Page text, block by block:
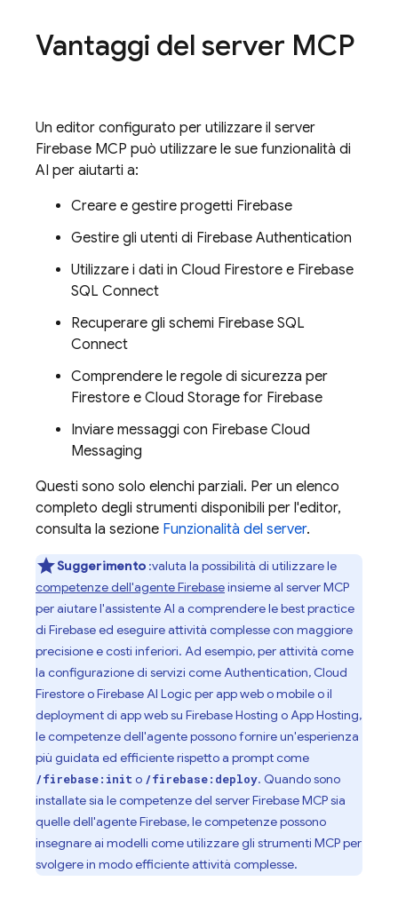
Vantaggi del server MCP
Un editor configurato per utilizzare il server
Firebase MCP può utilizzare le sue funzionalità di
AI per aiutarti a:
Creare e gestire progetti Firebase
Gestire gli utenti di Firebase Authentication
Utilizzare i dati in Cloud Firestore e Firebase
SQL Connect
Recuperare gli schemi Firebase SQL
Connect
Comprendere le regole di sicurezza per
Firestore e Cloud Storage for Firebase
Inviare messaggi con Firebase Cloud
Messaging
Questi sono solo elenchi parziali. Per un elenco
completo degli strumenti disponibili per l'editor,
consulta la sezione Funzionalità del server.
Suggerimento :valuta la possibilità di utilizzare le
competenze dell'agente Firebaseinsieme al server MCP
per aiutare l'assistente AI a comprendere le best practice
di Firebase ed eseguire attività complesse con maggiore
precisione e costi inferiori. Ad esempio, per attività come
la configurazione di servizi comeAuthentication, Cloud
FirestoreoFirebase AI Logicper app web o mobile o il
deployment di app web su Firebase Hosting oApp Hosting,
le competenze dell'agente possono fornire un'esperienza
più guidata ed efficiente rispetto a prompt come
/firebase:init o /firebase:deploy. Quando sono
installate sia le competenze del server Firebase MCP sia
quelle dell'agente Firebase, le competenze possono
insegnare ai modelli come utilizzare gli strumenti MCP per
svolgere in modo efficiente attività complesse.